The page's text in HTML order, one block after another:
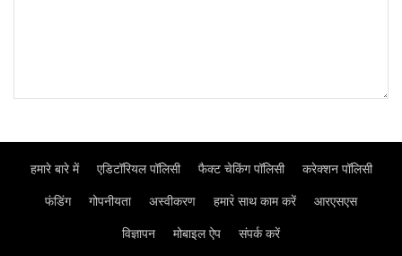
हमारे बारे में एडिटॉरियल पॉलिसी फैक्ट चेकिंग पॉलिसी करेक्शन पॉलिसी
फंडिंग गोपनीयता अस्वीकरण हमार॓ साथ काम करें आरएसएस
विज्ञापन मोबाइल ऐप संपर्क करें